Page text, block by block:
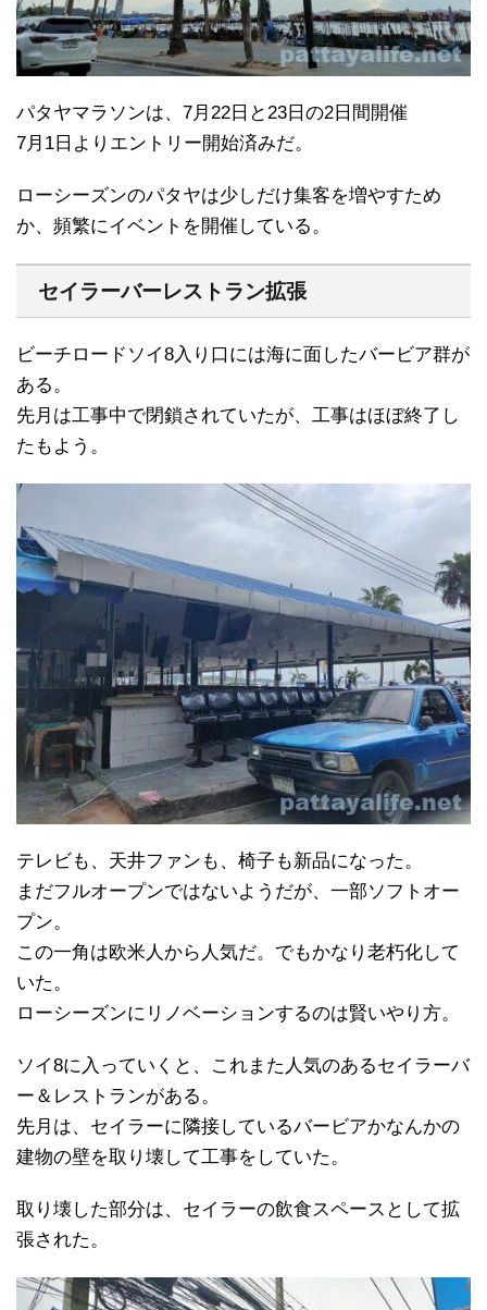
パタヤマラソンは、7月22日と23日の2日間開催
7月1日よりエントリー開始済みだ。
ローシーズンのパタヤは少しだけ集客を増やすため
か、頻繁にイベントを開催している。
セイラーバーレストラン拡張
ビーチロードソイ8入り口には海に面したバービア群が
ある。
先月は工事中で閉鎖されていたが、工事はほぼ終了し
たもよう。
テレビも、天井ファンも、椅子も新品になった。
まだフルオープンではないようだが、一部ソフトオー
プン。
この一角は欧米人から人気だ。でもかなり老朽化して
いた。
ローシーズンにリノベーションするのは賢いやり方。
ソイ8に入っていくと、これまた人気のあるセイラーバ
ー＆レストランがある。
先月は、セイラーに隣接しているバービアかなんかの
建物の壁を取り壊して工事をしていた。
取り壊した部分は、セイラーの飲食スペースとして拡
張された。